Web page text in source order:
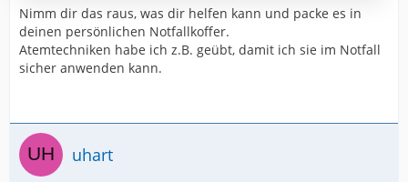
Dazu gehört eine Liste mit Notfallnummer von
Menschen, die im Vorfeld informiert wurden, Adresse
und Ansprechpartner der realen Selbsthilfegruppe
bzw. eure Login-Daten für…
Nimm dir das raus, was dir helfen kann und packe es in
deinen persönlichen Notfallkoffer.
Atemtechniken habe ich z.B. geübt, damit ich sie im Notfall
sicher anwenden kann.
uhart